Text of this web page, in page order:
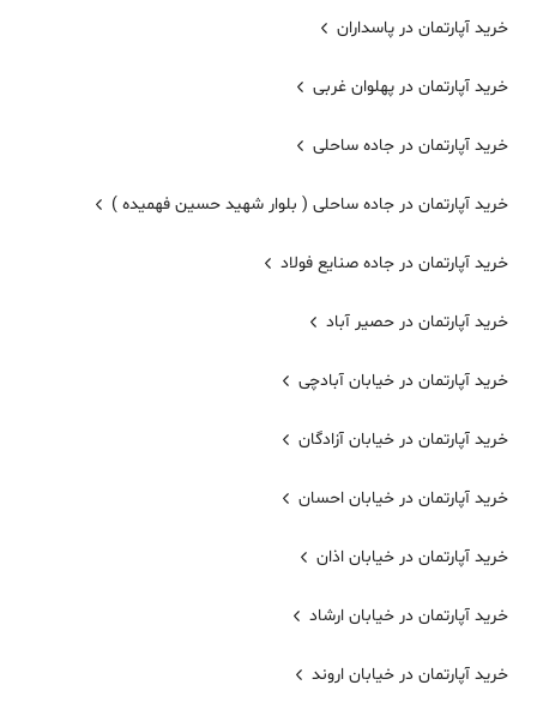
خرید آپارتمان در پاسداران
خرید آپارتمان در پهلوان غربی
خرید آپارتمان در جاده ساحلی
خرید آپارتمان در جاده ساحلی ( بلوار شهید حسین فهمیده )
خرید آپارتمان در جاده صنایع فولاد
خرید آپارتمان در حصیر آباد
خرید آپارتمان در خیابان آبادچی
خرید آپارتمان در خیابان آزادگان
خرید آپارتمان در خیابان احسان
خرید آپارتمان در خیابان اذان
خرید آپارتمان در خیابان ارشاد
خرید آپارتمان در خیابان اروند